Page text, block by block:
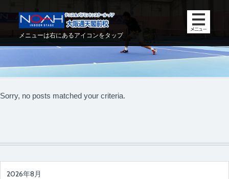
メニューは右にあるアイコンをタップ
Sorry, no posts matched your criteria.
2026年8月